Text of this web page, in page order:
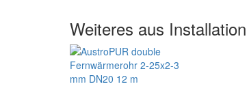
Weiteres aus Installation